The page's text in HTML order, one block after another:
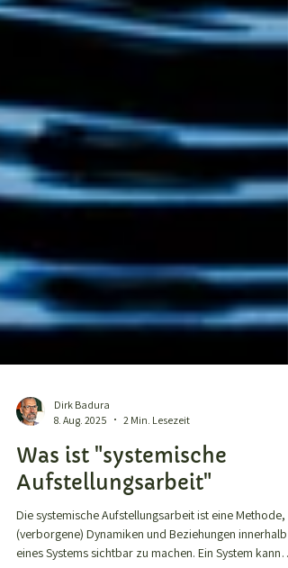
Dirk Badura
8. Aug. 2025
2 Min. Lesezeit
Was ist "systemische
Aufstellungsarbeit"